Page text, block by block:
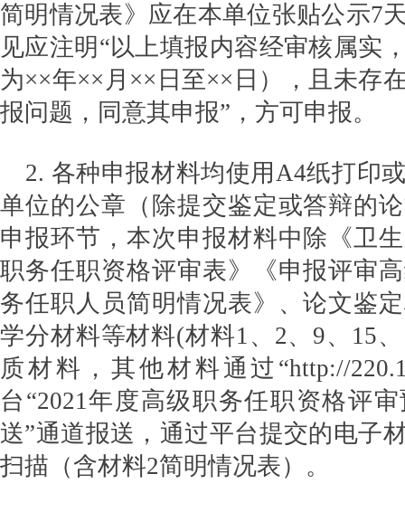
简明情况表》应在本单位张贴公示7
见应注明“以上填报内容经审核属实
为××年××月××日至××日），且未存
报问题，同意其申报”，方可申报。
2. 各种申报材料均使用A4纸打印
单位的公章（除提交鉴定或答辩的
申报环节，本次申报材料中除《卫
职务任职资格评审表》《申报评审
务任职人员简明情况表》、论文鉴
学分材料等材料(材料1、2、9、15
质材料，其他材料通过“http://
台“2021年度高级职务任职资格评
送”通道报送，通过平台提交的电子
扫描（含材料2简明情况表）。